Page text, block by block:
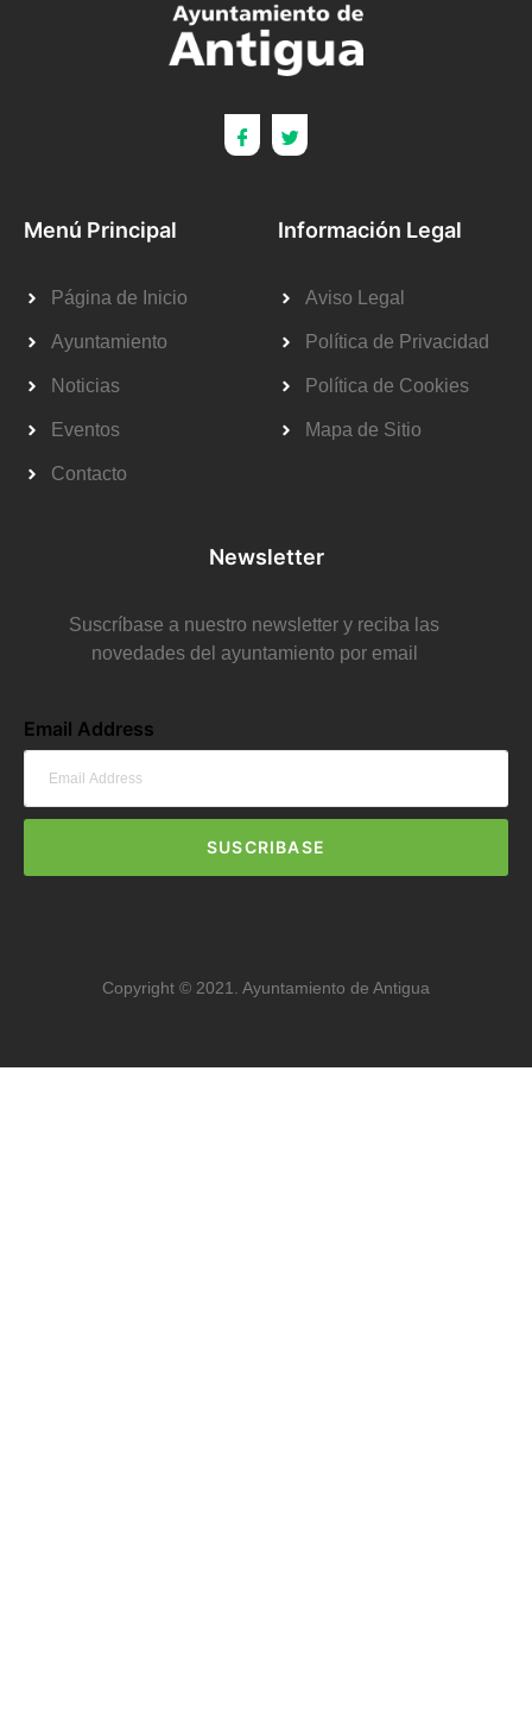
Menú Principal
Página de Inicio
Ayuntamiento
Noticias
Eventos
Contacto
Información Legal
Aviso Legal
Política de Privacidad
Política de Cookies
Mapa de Sitio
Newsletter
Suscríbase a nuestro newsletter y reciba las
novedades del ayuntamiento por email
Email Address
SUSCRIBASE
Copyright © 2021. Ayuntamiento de Antigua